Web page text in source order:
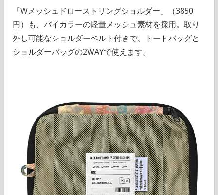
「Wメッシュドローストリングショルダー」（3850
円）も、バイカラーの軽量メッシュ素材を採用。取り
外し可能なショルダーベルト付きで、トートバッグと
ショルダーバッグの2WAYで使えます。